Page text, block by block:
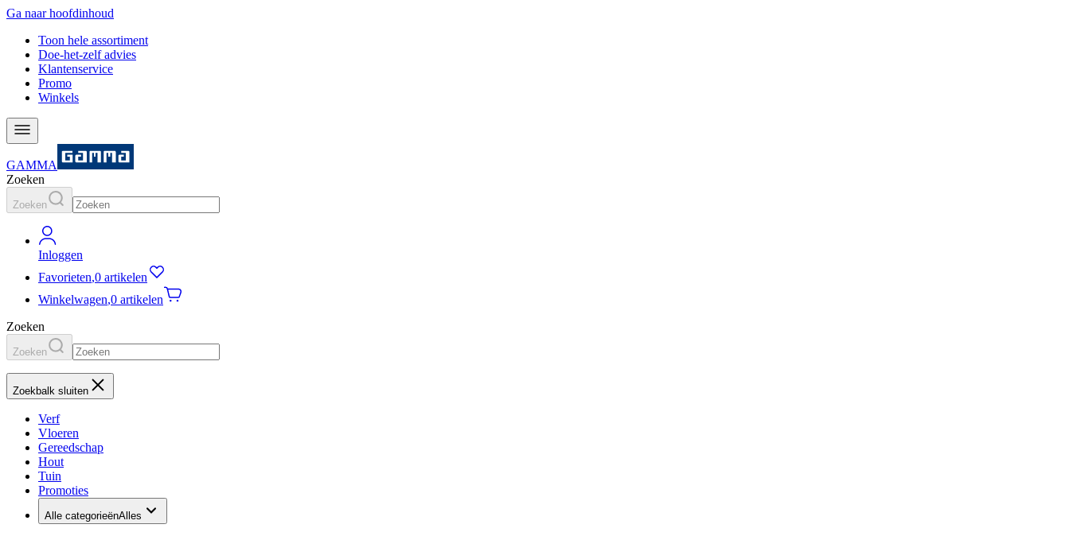
Ga naar hoofdinhoud
Toon hele assortiment
Doe-het-zelf advies
Klantenservice
Promo
Winkels
GAMMA
Zoeken
Zoeken
Inloggen
Favorieten,0 artikelen
Winkelwagen,0 artikelen
Zoeken
Zoeken
Zoekbalk sluiten
Verf
Vloeren
Gereedschap
Hout
Tuin
Promoties
Alle categorieënAlles